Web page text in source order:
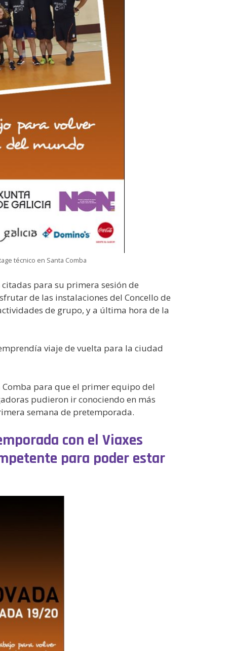
técnico en Santa Comba
para su primera sesión de
de las instalaciones del Concello de
de grupo, y a última hora de la
viaje de vuelta para la ciudad
Comba para que el primer equipo del
pudieron ir conociendo en más
semana de pretemporada.
con el Viaxes
para poder estar